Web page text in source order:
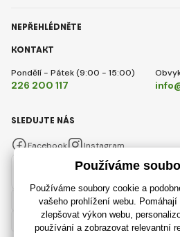
KONTAKT
Pondělí - Pátek (9:00 - 15:00)
226 200 117
NEPŘEHLÉDNĚTE
SLEDUJTE NÁS
Facebook Instagram